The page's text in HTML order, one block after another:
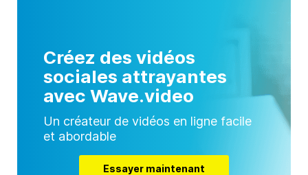
Créez des vidéos
sociales attrayantes
avec Wave.video
Un créateur de vidéos en ligne facile
et abordable
Essayer maintenant